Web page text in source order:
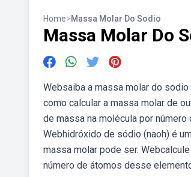
Home>Massa Molar Do Sodio
Massa Molar Do
Websaiba a massa molar do
como calcular a massa molar de
de massa na molécula por
Webhidróxido de sódio (naoh) é
massa molar pode ser.
número de átomos desse